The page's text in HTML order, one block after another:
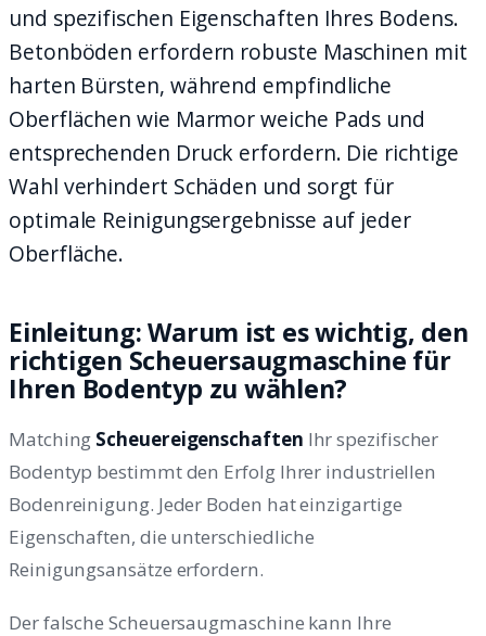
und spezifischen Eigenschaften Ihres Bodens.
Betonböden erfordern robuste Maschinen mit
harten Bürsten, während empfindliche
Oberflächen wie Marmor weiche Pads und
entsprechenden Druck erfordern. Die richtige
Wahl verhindert Schäden und sorgt für
optimale Reinigungsergebnisse auf jeder
Oberfläche.
Einleitung: Warum ist es wichtig, den
richtigen Scheuersaugmaschine für
Ihren Bodentyp zu wählen?
Matching Scheuereigenschaften Ihr spezifischer
Bodentyp bestimmt den Erfolg Ihrer industriellen
Bodenreinigung. Jeder Boden hat einzigartige
Eigenschaften, die unterschiedliche
Reinigungsansätze erfordern.
Der falsche Scheuersaugmaschine kann Ihre